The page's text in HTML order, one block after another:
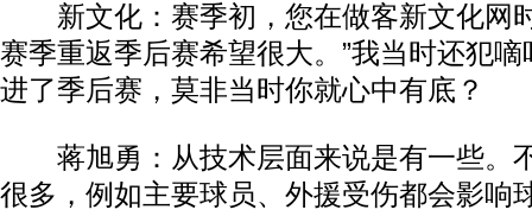
新文化：赛季初，您在做客新文化网
赛季重返季后赛希望很大。”我当时还犯
进了季后赛，莫非当时你就心中有底？
蒋旭勇：从技术层面来说是有一些。
很多，例如主要球员、外援受伤都会影响